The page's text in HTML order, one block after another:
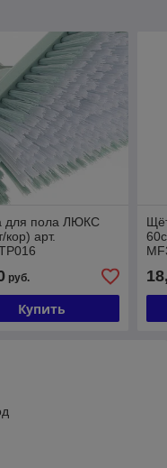
для пола ЛЮКС
кор) арт.
руб.
Купить